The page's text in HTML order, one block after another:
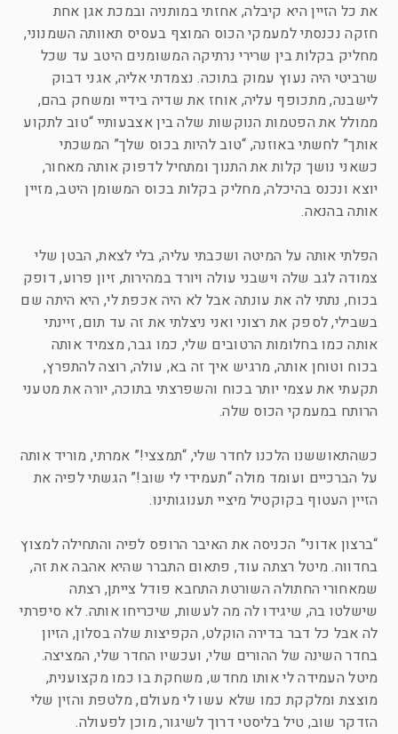
את כל הזיין היא קיבלה, אחזתי במותניה ובמכת אגן אחת
חזקה נכנסתי למעמקי הכוס המוצף בעסיס תאוותה השמנוני,
מחליק בקלות בין שרירי נרתיקה המשומנים היטב עד שכל
שרביטי היה נעוץ עמוק בתוכה. נצמדתי אליה, אגני דבוק
לישבנה, מתכופף עליה, אוחז את שדיה בידיי ומשחק בהם,
ממולל את הפטמות הנוקשות שלה בין אצבעותיי “טוב לתקוע
אותך” לחשתי באוזנה, “טוב להיות בכוס שלך” המשכתי
כשאני נושך קלות את התנוך ומתחיל לדפוק אותה מאחור,
יוצא ונכנס בהיכלה, מחליק בקלות בכוס המשומן היטב, מזיין
אותה בהנאה.
הפלתי אותה על המיטה ושכבתי עליה, בלי לצאת, הבטן שלי
צמודה לגב שלה וישבני עולה ויורד במהירות, זיון פרוע, דופק
בכוח, נתתי לה את עונתה אבל לא היה אכפת לי, היא היתה שם
בשבילי, לספק את רצוני ואני ניצלתי את זה עד תום, זיינתי
אותה כמו בחלומות הרטובים שלי, כמו גבר, מצמיד אותה
בכוח וטוחן אותה, מרגיש איך זה בא, עולה, רוצה להתפרץ,
תקעתי את עצמי יותר בכוח והשפרצתי בתוכה, יורה את מטעני
הרותח במעמקי הכוס שלה.
כשהתאוששנו הלכנו לחדר שלי, “תמצצי!” אמרתי, מוריד אותה
על הברכיים ועומד מולה “תעמידי לי שוב!” הגשתי לפיה את
הזיין העטוף בקוקטיל מיציי תענוגותינו.
“ברצון אדוני” הכניסה את האיבר הרופס לפיה והתחילה למצוץ
בחדווה. מיטל רצתה עוד, פתאום התברר שהיא אהבה את זה,
שמאחורי החתולה השורטת התחבא פודל צייתן, רצתה
שישלטו בה, שיגידו לה מה לעשות, שיכריחו אותה. לא סיפרתי
לה אבל כל דבר בדירה הוקלט, הקפיצות שלה בסלון, הזיון
בחדר השינה של ההורים שלי, ועכשיו החדר שלי, המציצה.
מיטל העמידה לי אותו מחדש, משחקת בו כמו מקצוענית,
מוצצת ומלקקת כמו שלא עשו לי מעולם, מלטפת והזין שלי
הזדקר שוב, טיל בליסטי דרוך לשיגור, מוכן לפעולה.